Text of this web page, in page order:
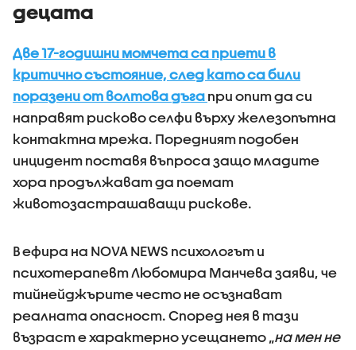
децата
Две 17-годишни момчета са приети в
критично състояние, след като са били
поразени от волтова дъга при опит да си
направят рисково селфи върху железопътна
контактна мрежа. Поредният подобен
инцидент поставя въпроса защо младите
хора продължават да поемат
животозастрашаващи рискове.
В ефира на NOVA NEWS психологът и
психотерапевт Любомира Манчева заяви, че
тийнейджърите често не осъзнават
реалната опасност. Според нея в тази
възраст е характерно усещането „на мен не